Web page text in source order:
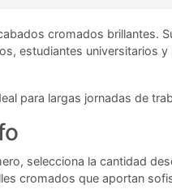
cromados brillantes.
estudiantes universitarios
para largas jornadas de
selecciona la cantidad
cromados que aportan